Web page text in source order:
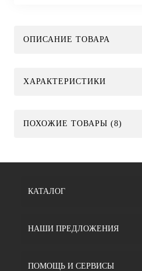
ОПИСАНИЕ ТОВАРА
ХАРАКТЕРИСТИКИ
ПОХОЖИЕ ТОВАРЫ (8)
КАТАЛОГ
НАШИ ПРЕДЛОЖЕНИЯ
ПОМОЩЬ И СЕРВИСЫ